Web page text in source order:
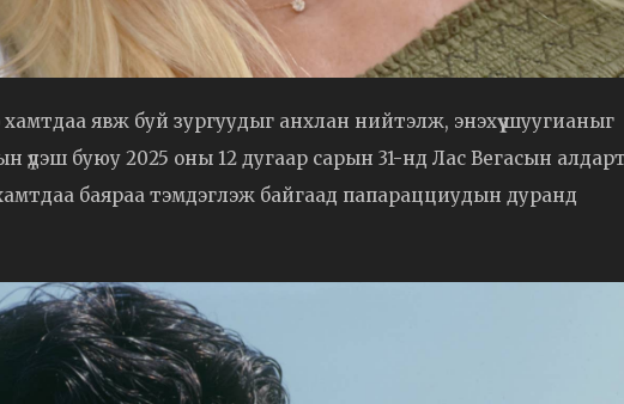
явж буй зургуудыг анхлан нийтэлж, энэхүү шуугианыг
үдэш буюу 2025 оны 12 дугаар сарын 31-нд Лас Вегасын
баяраа тэмдэглэж байгаад папарацциудын дуранд